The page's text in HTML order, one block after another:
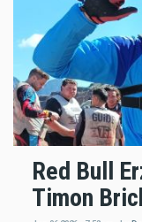
Red Bull
Timon